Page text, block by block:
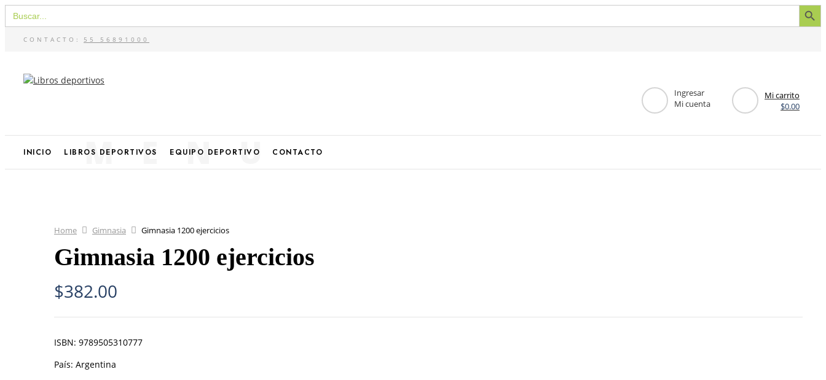
Buscar: Botón de
CONTACTO: 55 56891000
Ingresar
Mi cuenta
Mi carrito
$0.00
INICIO LIBROS DEPORTIVOS EQUIPO DEPORTIVO CONTACTO
MENU
Home Gimnasia Gimnasia 1200 ejercicios
Gimnasia 1200 ejercicios
$382.00
ISBN: 9789505310777
País: Argentina